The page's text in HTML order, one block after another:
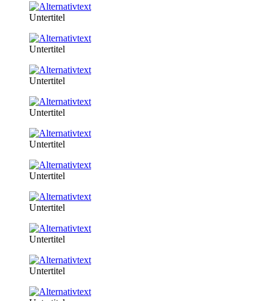
Untertitel
Untertitel
Untertitel
Untertitel
Untertitel
Untertitel
Untertitel
Untertitel
Untertitel